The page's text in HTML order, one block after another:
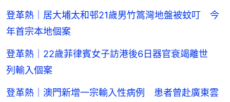
登革熱｜居大埔太和邨21歲男竹篙灣地盤被蚊叮 今
年首宗本地個案
登革熱｜22歲菲律賓女子訪港後6日器官衰竭離世
列輸入個案
登革熱｜澳門新增一宗輸入性病例 患者曾赴廣東雲